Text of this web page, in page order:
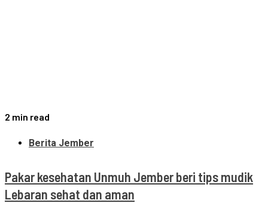
2 min read
Berita Jember
Pakar kesehatan Unmuh Jember beri tips mudik
Lebaran sehat dan aman